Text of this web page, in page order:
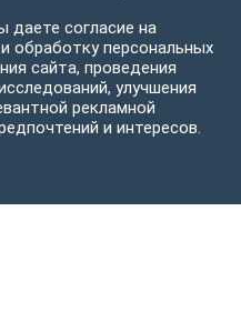
даете согласие на
обработку персональных
сайта, проведения
улучшения
рекламной
и интересов.